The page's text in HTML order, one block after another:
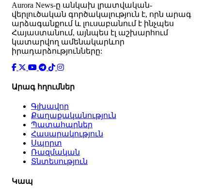
Аurora News-ը անկախ լրատվական-
վերլուծական գործակալություն է, որն արագ
արձագանքում և լուսաբանում է ինչպես
Հայաստանում, այնպես էլ աշխարհում
կատարվող ամենակարևոր
իրադարձությունները:
Արագ հղումներ
Գլխավոր
Քաղաքականություն
Պատահարներ
Հասարակություն
Սպորտ
Ռազմական
Տնտեսություն
Կապ